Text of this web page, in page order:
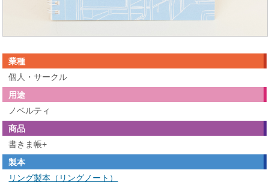
業種
個人・サークル
用途
ノベルティ
商品
書きま帳+
製本
リング製本（リングノート）